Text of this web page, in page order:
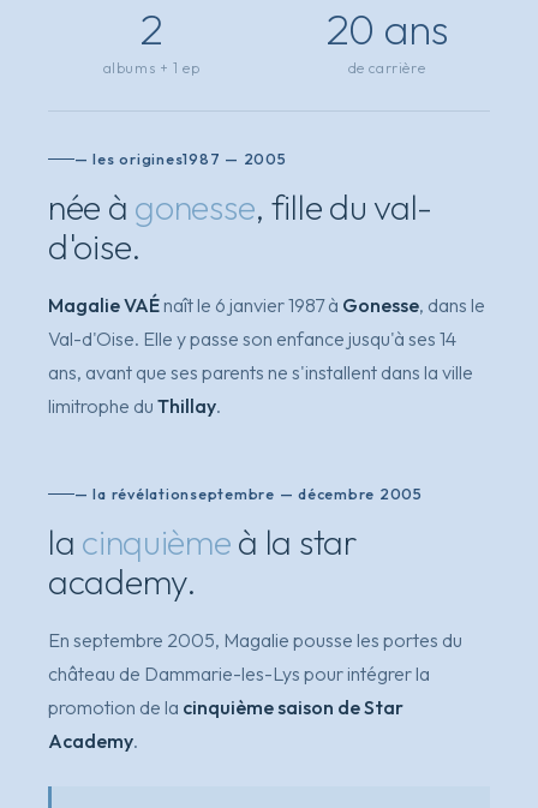
2
albums + 1 ep
20 ans
de carrière
— les origines1987 — 2005
née à gonesse, fille du val-
d'oise.
Magalie VAÉ naît le 6 janvier 1987 à Gonesse, dans le
Val-d'Oise. Elle y passe son enfance jusqu'à ses 14
ans, avant que ses parents ne s'installent dans la ville
limitrophe du Thillay.
— la révélation septembre — décembre 2005
la cinquièmeà la star
academy.
En septembre 2005, Magalie pousse les portes du
château de Dammarie-les-Lys pour intégrer la
promotion de la cinquième saison de Star
Academy.